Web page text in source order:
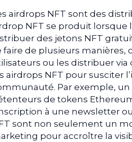
airdrops NFT sont des
NFT se produit
des jetons NFT
faire de plusieurs
ou les distribuer
airdrops NFT pour susciter
Par exemple, un
de tokens
à une newsletter
sont non seulement un
pour accroître la